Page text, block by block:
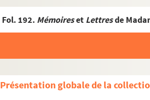
Fol. 192. Mémoireset Lettresde
Présentation globale de la
2-MS-138. Urbanisme
2-MS-139. Histoire économique et
Fol. 36. Désaugiers